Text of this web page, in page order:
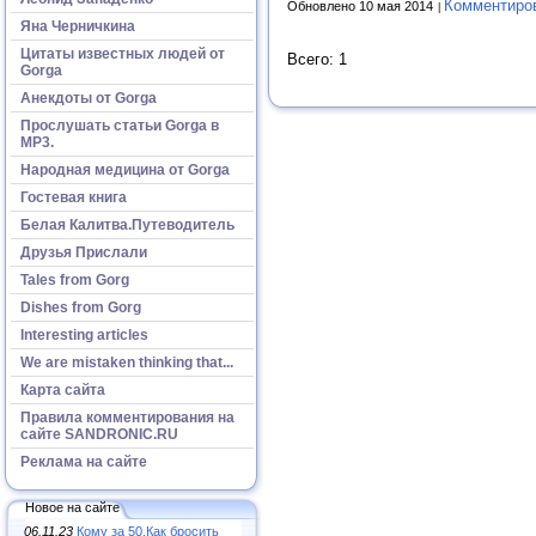
Яна Черничкина
Цитаты известных людей от
Gorga
Анекдоты от Gorga
Прослушать статьи Gorga в
МР3.
Народная медицина от Gorga
Гостевая книга
Белая Калитва.Путеводитель
Друзья Прислали
Tales from Gorg
Dishes from Gorg
Interesting articles
We are mistaken thinking that...
Карта сайта
Правила комментирования на
сайте SANDRONIC.RU
Реклама на сайте
Новое на сайте
06.11.23 Кому за 50.Как бросить
Обновлено 10 мая 2014
Всего: 1